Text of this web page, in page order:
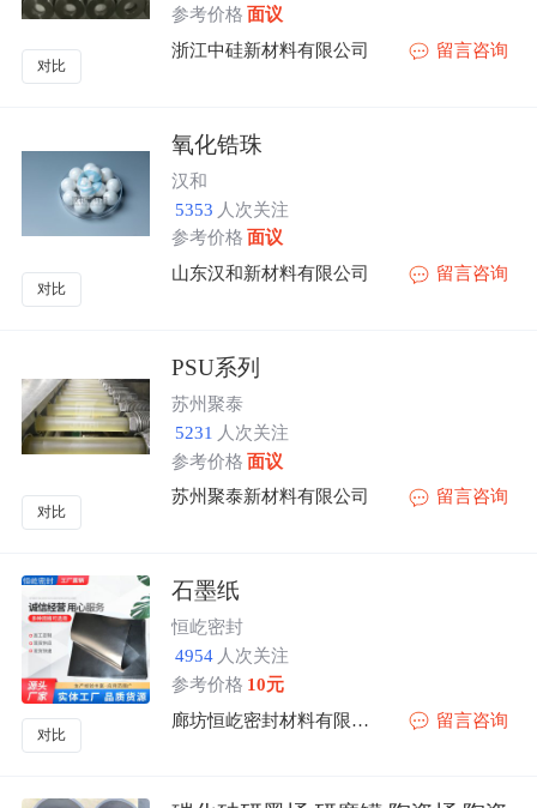
对比
参考价格 面议
浙江中硅新材料有限公司
留言咨询
对比
氧化锆珠
汉和
5353 人次关注
参考价格 面议
山东汉和新材料有限公司
留言咨询
对比
PSU系列
苏州聚泰
5231 人次关注
参考价格 面议
苏州聚泰新材料有限公司
留言咨询
对比
石墨纸
恒屹密封
4954 人次关注
参考价格 10元
廊坊恒屹密封材料有限公司
留言咨询